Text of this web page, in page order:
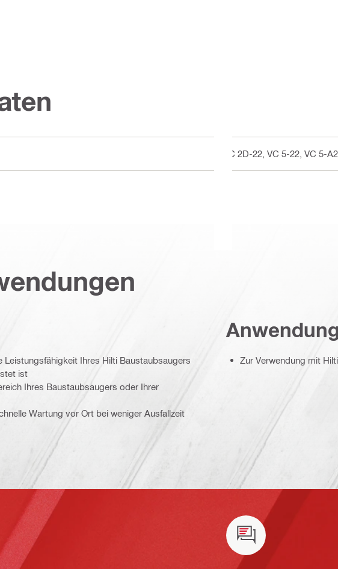
VC 2D-22, VC 5-22, VC 5-
Ihres Hilti Baustaubsaugers
ist
Ihres Baustaubsaugers oder Ihrer
Wartung vor Ort bei weniger Ausfallzeit
Zur Verwendung mit